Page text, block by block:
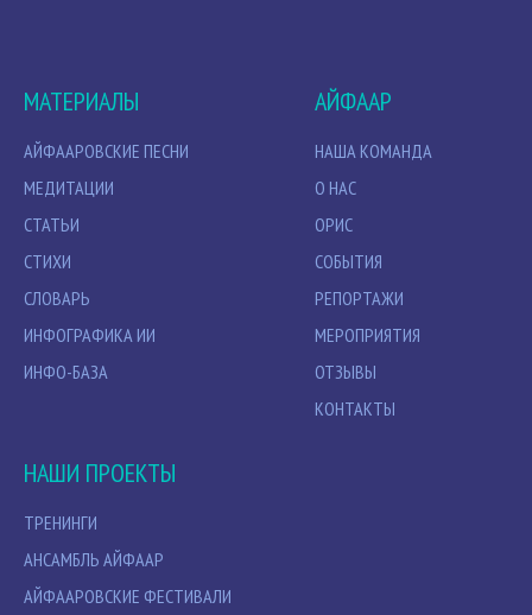
МАТЕРИАЛЫ
АЙФААРОВСКИЕ ПЕСНИ
МЕДИТАЦИИ
СТАТЬИ
СТИХИ
СЛОВАРЬ
ИНФОГРАФИКА ИИ
ИНФО-БАЗА
АЙФААР
НАША КОМАНДА
О НАС
ОРИС
СОБЫТИЯ
РЕПОРТАЖИ
МЕРОПРИЯТИЯ
ОТЗЫВЫ
КОНТАКТЫ
НАШИ ПРОЕКТЫ
ТРЕНИНГИ
АНСАМБЛЬ АЙФААР
АЙФААРОВСКИЕ ФЕСТИВАЛИ